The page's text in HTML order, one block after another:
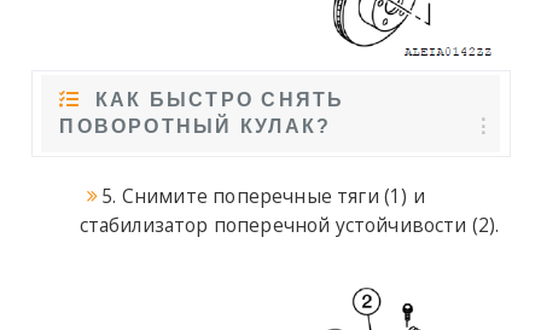
КАК БЫСТРО СНЯТЬ
ПОВОРОТНЫЙ КУЛАК?
5. Снимите поперечные тяги (1) и
стабилизатор поперечной устойчивости (2).